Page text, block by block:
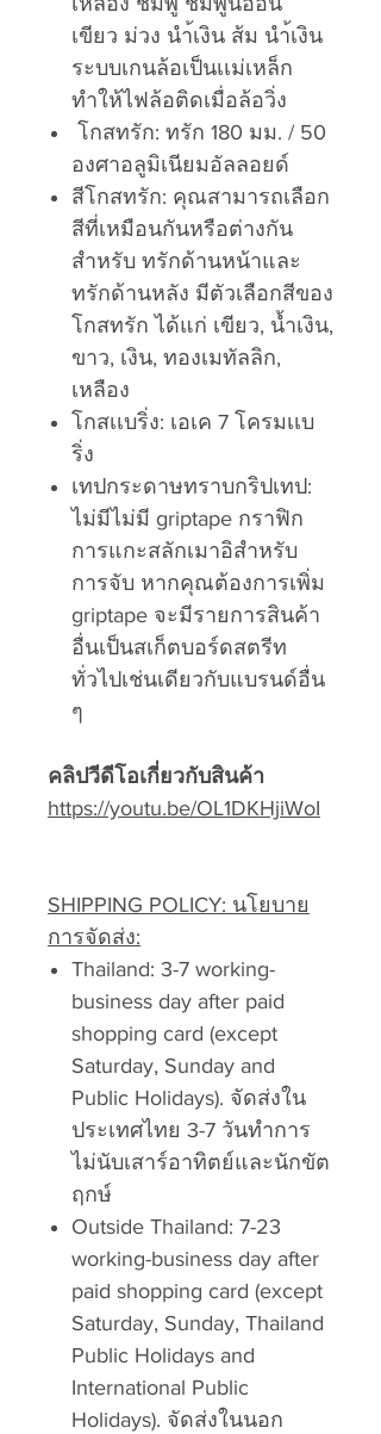
เขียว ม่วง นำ้เงิน ส้ม นำ้เงิน
ระบบเกนล้อเป็นเเม่เหล็ก
ทำให้ไฟล้อติดเมื่อล้อวิ่ง
โกสทรัก: ทรัก 180 มม. / 50
องศาอลูมิเนียมอัลลอยด์
สีโกสทรัก: คุณสามารถเลือก
สีที่เหมือนกันหรือต่างกัน
สำหรับ ทรักด้านหน้าและ
ทรักด้านหลัง มีตัวเลือกสีของ
โกสทรัก ได้แก่ เขียว, น้ำเงิน,
ขาว, เงิน, ทองเมทัลลิก,
เหลือง
โกสเเบริ่ง: เอเค 7 โครมเเบ
ริ่ง
เทปกระดาษทราบกริปเทป:
ไม่มีไม่มี griptape กราฟิก
การแกะสลักเมาอิสำหรับ
การจับ หากคุณต้องการเพิ่ม
griptape จะมีรายการสินค้า
อื่นเป็นสเก็ตบอร์ดสตรีท
ทั่วไปเช่นเดียวกับแบรนด์อื่น
ๆ
คลิปวีดีโอเกี่ยวกับสินค้า
https://youtu.be/OL1DKHjiWoI
SHIPPING POLICY: นโยบาย
การจัดส่ง:
Thailand: 3-7 working-
business day after paid
shopping card (except
Saturday, Sunday and
Public Holidays). จัดส่งใน
ประเทศไทย 3-7 วันทำการ
ไม่นับเสาร์อาทิตย์และนักขัต
ฤกษ์
Outside Thailand: 7-23
working-business day after
paid shopping card (except
Saturday, Sunday, Thailand
Public Holidays and
International Public
Holidays). จัดส่งในนอก